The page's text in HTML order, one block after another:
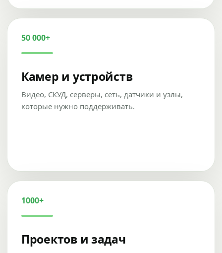
50 000+
Камер и устройств
Видео, СКУД, серверы, сеть, датчики и узлы,
которые нужно поддерживать.
1000+
Проектов и задач